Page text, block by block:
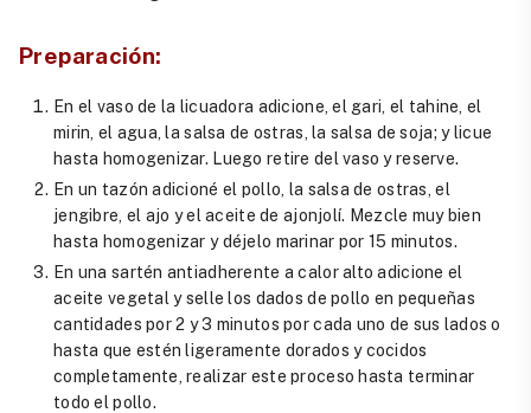
Preparación:
En el vaso de la licuadora adicione, el gari, el tahine, el
mirin, el agua, la salsa de ostras, la salsa de soja; y licue
hasta homogenizar. Luego retire del vaso y reserve.
En un tazón adicioné el pollo, la salsa de ostras, el
jengibre, el ajo y el aceite de ajonjolí. Mezcle muy bien
hasta homogenizar y déjelo marinar por 15 minutos.
En una sartén antiadherente a calor alto adicione el
aceite vegetal y selle los dados de pollo en pequeñas
cantidades por 2 y 3 minutos por cada uno de sus lados o
hasta que estén ligeramente dorados y cocidos
completamente, realizar este proceso hasta terminar
todo el pollo.